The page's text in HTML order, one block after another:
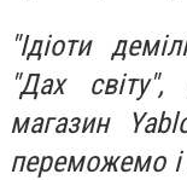
"Ідіоти
"Дах
магазин
переможемо і